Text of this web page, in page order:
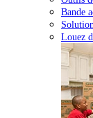
Bande
Louez